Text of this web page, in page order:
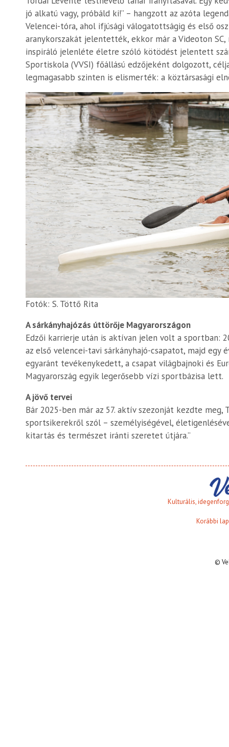
jó alkatú vagy, próbáld ki!” – hangzott az azóta
Velencei-tóra, ahol ifjúsági válogatottságig és első
aranykorszakát jelentették, ekkor már a Videoton
inspiráló jelenléte életre szóló kötödést jelentett
Sportiskola (VVSI) főállású edzőjeként dolgozott,
legmagasabb szinten is elismerték: a köztársasági
Fotók: S. Töttő Rita
A sárkányhajózás úttörője Magyarországon
Edzői karrierje után is aktívan jelen volt a sportban:
az első velencei-tavi sárkányhajó-csapatot, majd egy
egyaránt tevékenykedett, a csapat világbajnoki és
Magyarország egyik legerősebb vízi sportbázisa lett.
A jövő tervei
Bár 2025-ben már az 57. aktív szezonját kezdte
sportsikerekről szól – személyiségével,
kitartás és természet iránti szeretet útjára.”
Kulturális,
Korábbi
©